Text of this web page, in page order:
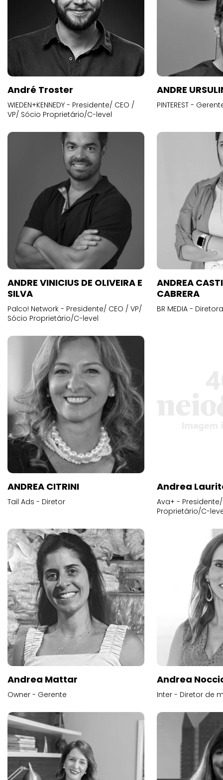
André Troster
WIEDEN+KENNEDY - Presidente/ CEO /
VP/ Sócio Proprietário/C-level
ANDRE
PINTEREST -
ANDRE VINICIUS DE OLIVEIRA E
SILVA
Palco! Network - Presidente/ CEO / VP/
Sócio Proprietário/C-level
ANDREA
CABRERA
BR MEDIA -
ANDREA CITRINI
Tail Ads - Diretor
Andrea
Ava+ -
Proprietário/C-
Andrea Mattar
Owner - Gerente
Andrea
Inter - Diretor de